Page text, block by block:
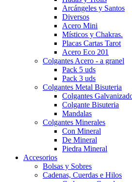
Arcángeles y Santos
Diversos
Acero Mini
Místicos y Chakras.
Placas Cartas Tarot
Acero Eco 201
Colgantes Acero - a granel
Pack 5 uds
Pack 3 uds
Colgantes Metal Bisuteria
Colgantes
Colgante Bisuteria
Mandalas
Colgantes Minerales
Con Mineral
De Mineral
Piedra Mineral
Accesorios
Bolsas y Sobres
Cadenas, Cuerdas e Hilos